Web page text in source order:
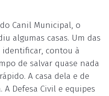
Canil Municipal, o
algumas casas. Um das
identificar, contou à
de salvar quase nada
A casa dela e de
Defesa Civil e equipes